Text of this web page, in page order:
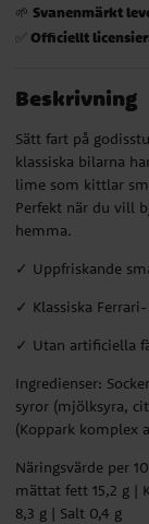
🌱 Svanenmärkt
✅ Officiellt
Beskrivning
Sätt fart på
klassiska bilarna
lime som kittlar
Perfekt när du vill
hemma.
✓ Uppfriskande
✓ Klassiska
✓ Utan artificiella
Ingredienser:
syror (mjölksyra,
(Koppark komplex
Näringsvärde per
mättat fett 15,2 g |
8,3 g | Salt 0,4 g